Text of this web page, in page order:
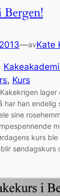
Bergen!
—avKate
, Kurs
har han endelig
sine
kurs
søndagskurs